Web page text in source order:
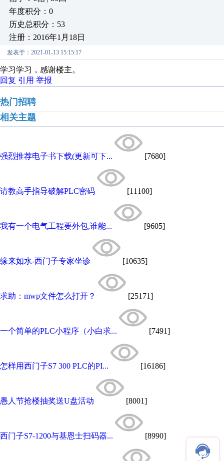
年度积分：0
历史总积分：53
注册：2016年1月18日
发表于：2021-01-13 15:15:17
学习学习，感谢楼主。
回复 引用 举报
热门招聘
相关主题
强烈推荐电子书下载(更新可下... [7680]
请教高手指导破解PLC密码 [11100]
我有一个电气工程要外包,谁能... [9605]
缘来如水-西门子专家坐诊 [10635]
求助：mwp文件怎么打开？ [25171]
一个简单的PLC小程序（小白求... [7491]
怎样用西门子S7 300 PLC的PI... [16186]
愚人节抢楼抽奖送U盘活动 [8001]
西门子S7-1200与基恩士扫码器... [8990]